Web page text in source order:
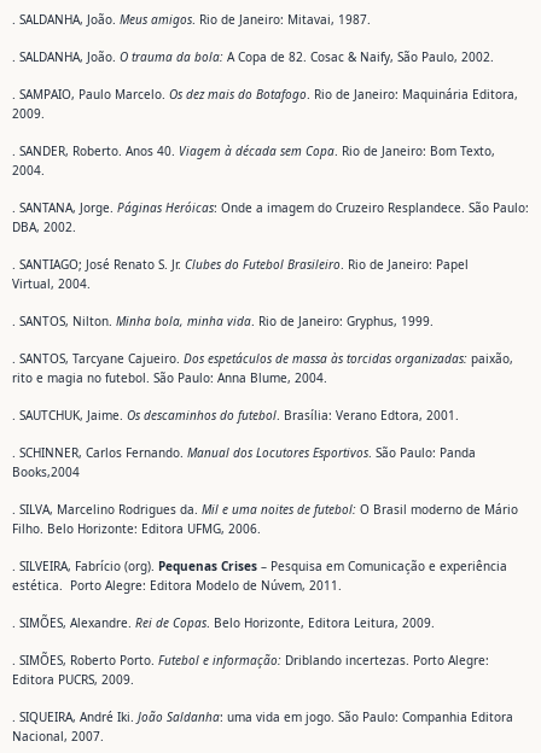
. SALDANHA, João. Meus amigos. Rio de Janeiro: Mitavai, 1987.
. SALDANHA, João. O trauma da bola: A Copa de 82. Cosac & Naify, São Paulo, 2002.
. SAMPAIO, Paulo Marcelo. Os dez mais do Botafogo. Rio de Janeiro: Maquinária Editora,
2009.
. SANDER, Roberto. Anos 40. Viagem à década sem Copa. Rio de Janeiro: Bom Texto,
2004.
. SANTANA, Jorge. Páginas Heróicas: Onde a imagem do Cruzeiro Resplandece. São Paulo:
DBA, 2002.
. SANTIAGO; José Renato S. Jr. Clubes do Futebol Brasileiro. Rio de Janeiro: Papel
Virtual, 2004.
. SANTOS, Nilton. Minha bola, minha vida. Rio de Janeiro: Gryphus, 1999.
. SANTOS, Tarcyane Cajueiro. Dos espetáculos de massa às torcidas organizadas: paixão,
rito e magia no futebol. São Paulo: Anna Blume, 2004.
. SAUTCHUK, Jaime. Os descaminhos do futebol. Brasília: Verano Edtora, 2001.
. SCHINNER, Carlos Fernando. Manual dos Locutores Esportivos. São Paulo: Panda
Books,2004
. SILVA, Marcelino Rodrigues da. Mil e uma noites de futebol: O Brasil moderno de Mário
Filho. Belo Horizonte: Editora UFMG, 2006.
. SILVEIRA, Fabrício (org). Pequenas Crises – Pesquisa em Comunicação e experiência
estética. Porto Alegre: Editora Modelo de Núvem, 2011.
. SIMÕES, Alexandre. Rei de Copas. Belo Horizonte, Editora Leitura, 2009.
. SIMÕES, Roberto Porto. Futebol e informação: Driblando incertezas. Porto Alegre:
Editora PUCRS, 2009.
. SIQUEIRA, André Iki. João Saldanha: uma vida em jogo. São Paulo: Companhia Editora
Nacional, 2007.